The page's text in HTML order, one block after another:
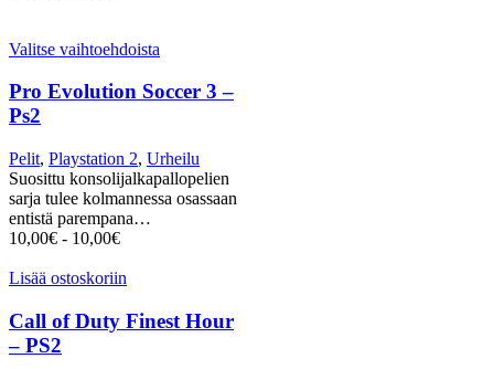
Valitse vaihtoehdoista
Pro Evolution Soccer 3 –
Ps2
Pelit, Playstation 2, Urheilu
Suosittu konsolijalkapallopelien
sarja tulee kolmannessa osassaan
entistä parempana…
10,00€ - 10,00€
Lisää ostoskoriin
Call of Duty Finest Hour
– PS2